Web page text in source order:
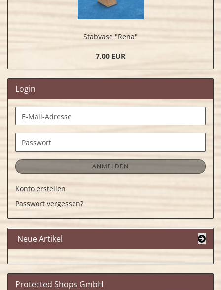
Stabvase "Rena"
7,00 EUR
Login
E-
Mail-
Adresse
Passwort
ANMELDEN
Konto erstellen
Passwort vergessen?
Neue Artikel
Protected Shops GmbH